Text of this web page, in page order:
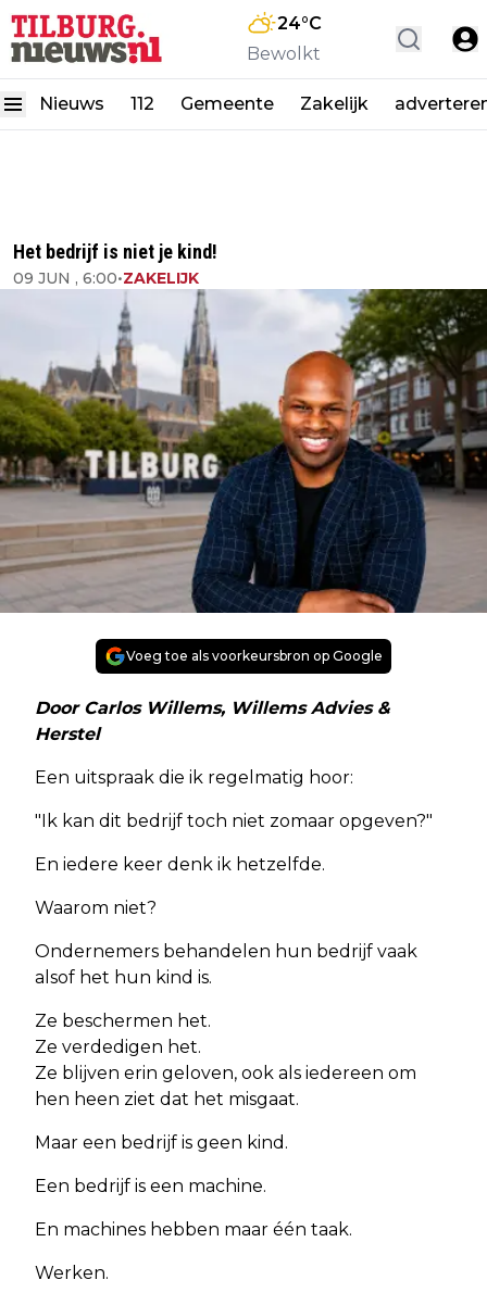
24°C
Bewolkt
Nieuws 112 Gemeente Zakelijk
Het bedrijf is niet je kind!
09 JUN , 6:00•ZAKELIJK
Voeg toe als voorkeursbron op Google
Door Carlos Willems, Willems Advies &
Herstel
Een uitspraak die ik regelmatig hoor:
"Ik kan dit bedrijf toch niet zomaar opgeven?"
En iedere keer denk ik hetzelfde.
Waarom niet?
Ondernemers behandelen hun bedrijf vaak
alsof het hun kind is.
Ze beschermen het.
Ze verdedigen het.
Ze blijven erin geloven, ook als iedereen om
hen heen ziet dat het misgaat.
Maar een bedrijf is geen kind.
Een bedrijf is een machine.
En machines hebben maar één taak.
Werken.